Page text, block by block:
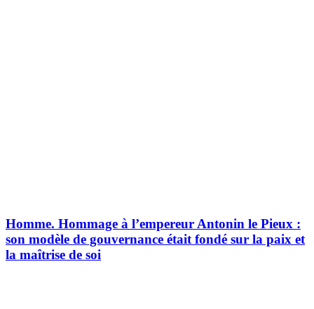
Homme. Hommage à l’empereur Antonin le Pieux :
son modèle de gouvernance était fondé sur la paix et
la maîtrise de soi